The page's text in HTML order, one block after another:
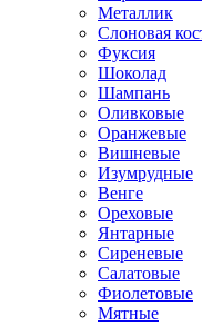
Металлик
Слоновая
Фуксия
Шоколад
Шампань
Оливковые
Оранжевые
Вишневые
Изумрудные
Венге
Ореховые
Янтарные
Сиреневые
Салатовые
Фиолетовые
Мятные